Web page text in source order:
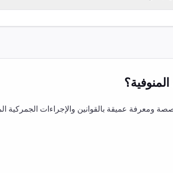
المنوفية؟
ومعرفة عميقة بالقوانين والإجراءات الجمركية